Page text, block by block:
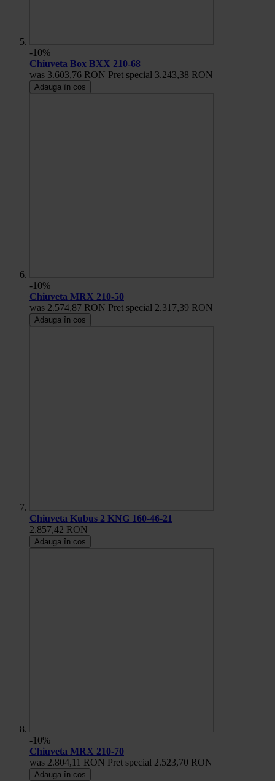
-10%
Chiuveta Box BXX 210-68
was 3.603,76 RON Pret special 3.243,38 RON
Adauga în cos
-10%
Chiuveta MRX 210-50
was 2.574,87 RON Pret special 2.317,39 RON
Adauga în cos
Chiuveta Kubus 2 KNG 160-46-21
2.857,42 RON
Adauga în cos
-10%
Chiuveta MRX 210-70
was 2.804,11 RON Pret special 2.523,70 RON
Adauga în cos